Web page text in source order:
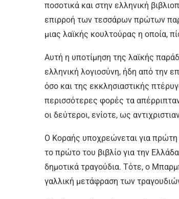
ποσοτικά και στην ελληνική
επιρροή των τεσ­σά­ρων πρώ­των
μιας λα­ϊ­κής κουλ­τού­ρας η ο­ποί­α,
Αυτή η υποτίμηση της λαϊκής
ελληνική λογιοσύνη, ήδη από την
όσο και της εκκλησιαστικής
περισσότερες φορές τα
οι δεύτεροι, ενίοτε, ως
Ο Κοραής υποχρεώνεται για πρώτη
το πρώτο του βιβλίο για την
δημοτικά τραγούδια. Τότε, ο
γαλλική μετάφραση των